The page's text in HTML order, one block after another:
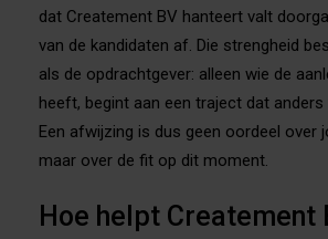
dat Createment BV hanteert valt
van de kandidaten af. Die strengheid
als de opdrachtgever: alleen wie de
heeft, begint aan een traject dat
Een afwijzing is dus geen oordeel over
maar over de fit op dit moment.
Hoe helpt Createment